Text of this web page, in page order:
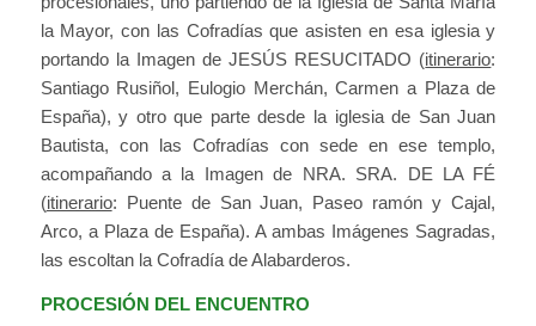
la Mayor, con las Cofradías que asisten en esa iglesia y
portando la Imagen de JESÚS RESUCITADO (itinerario:
Santiago Rusiñol, Eulogio Merchán, Carmen a Plaza de
España), y otro que parte desde la iglesia de San Juan
Bautista, con las Cofradías con sede en ese templo,
acompañando a la Imagen de NRA. SRA. DE LA FÉ
(itinerario: Puente de San Juan, Paseo ramón y Cajal,
Arco, a Plaza de España). A ambas Imágenes Sagradas,
las escoltan la Cofradía de Alabarderos.
PROCESIÓN DEL ENCUENTRO